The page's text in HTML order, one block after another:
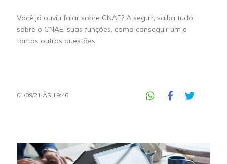
Você já ouviu falar sobre CNAE? A seguir, saiba tudo
sobre o CNAE, suas funções, como conseguir um e
tantas outras questões.
01/09/21 ÀS 19:46